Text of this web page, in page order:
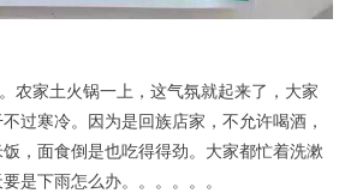
家土火锅一上，这气氛就起来了，大家
过寒冷。因为是回族店家，不允许喝酒，
，面食倒是也吃得得劲。大家都忙着洗漱
是下雨怎么办。。。。。。